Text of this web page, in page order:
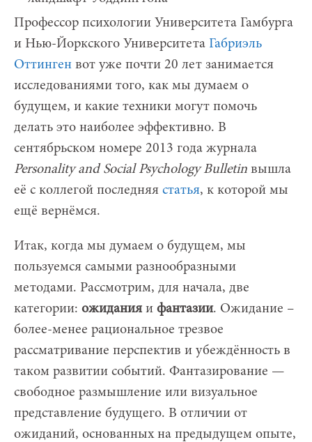
Профессор психологии Университета Гамбурга
и Нью-Йоркского Университета Габриэль
Оттинген вот уже почти 20 лет занимается
исследованиями того, как мы думаем о
будущем, и какие техники могут помочь
делать это наиболее эффективно. В
сентябрьском номере 2013 года журнала
Personality and Social Psychology Bulletin вышла
её с коллегой последняя статья, к которой мы
ещё вернёмся.
Итак, когда мы думаем о будущем, мы
пользуемся самыми разнообразными
методами. Рассмотрим, для начала, две
категории: ожидания и фантазии. Ожидание –
более-менее рациональное трезвое
рассматривание перспектив и убеждённость в
таком развитии событий. Фантазирование —
свободное размышление или визуальное
представление будущего. В отличии от
ожиданий, основанных на предыдущем опыте,